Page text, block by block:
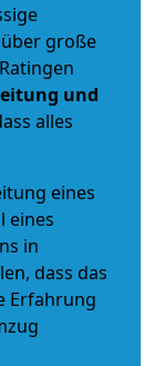
große
und
alles
eines
eines
in
dass das
Erfahrung